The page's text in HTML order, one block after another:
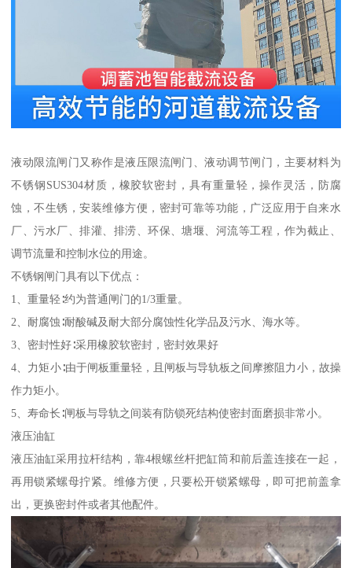
液动限流闸门又称作是液压限流闸门、液动调节闸门，主要材料为
不锈钢SUS304材质，橡胶软密封，具有重量轻，操作灵活，防腐
蚀，不生锈，安装维修方便，密封可靠等功能，广泛应用于自来水
厂、污水厂、排灌、排涝、环保、塘堰、河流等工程，作为截止、
调节流量和控制水位的用途。
不锈钢闸门具有以下优点：
1、重量轻∶约为普通闸门的1/3重量。
2、耐腐蚀∶耐酸碱及耐大部分腐蚀性化学品及污水、海水等。
3、密封性好∶采用橡胶软密封，密封效果好
4、力矩小∶由于闸板重量轻，且闸板与导轨板之间摩擦阻力小，故操
作力矩小。
5、寿命长∶闸板与导轨之间装有防锁死结构使密封面磨损非常小。
液压油缸
液压油缸采用拉杆结构，靠4根螺丝杆把缸筒和前后盖连接在一起，
再用锁紧螺母拧紧。维修方便，只要松开锁紧螺母，即可把前盖拿
出，更换密封件或者其他配件。